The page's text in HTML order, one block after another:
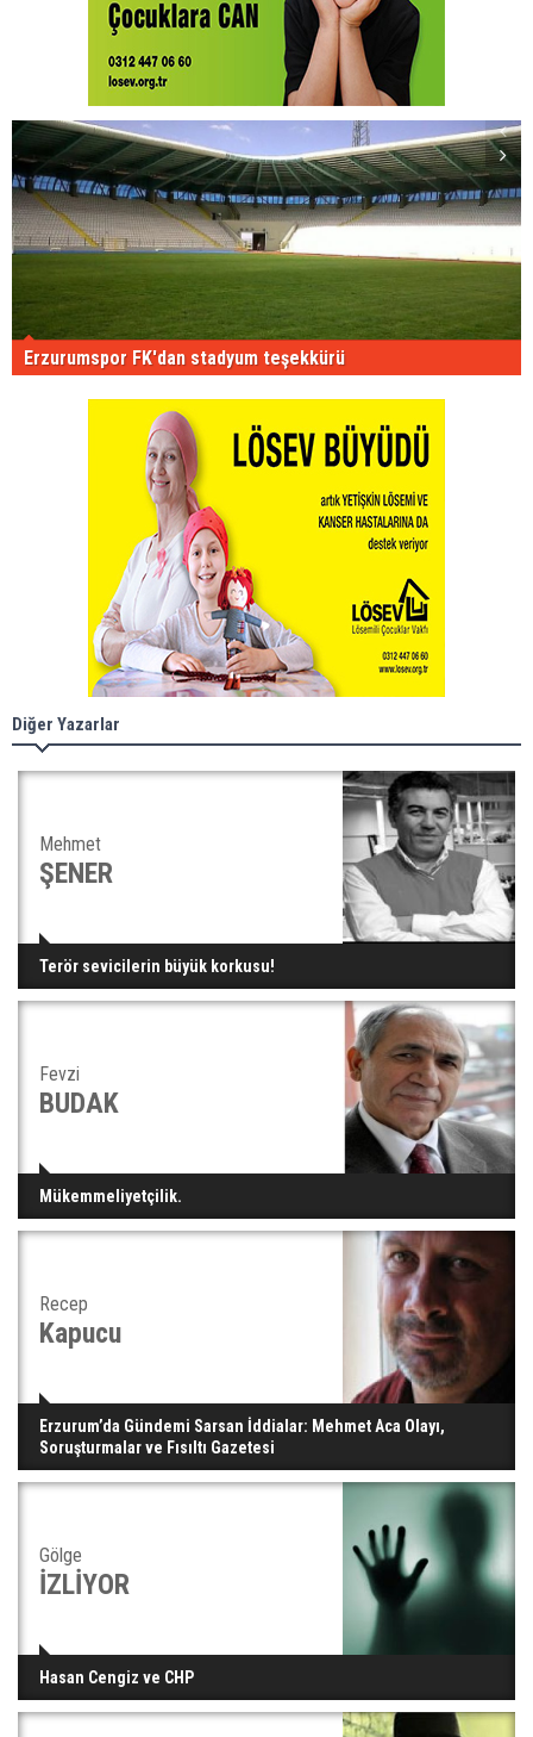
Erzurumspor FK'dan stadyum teşekkürü
Diğer Yazarlar
Mehmet
ŞENER
Terör sevicilerin büyük korkusu!
Fevzi
BUDAK
Mükemmeliyetçilik.
Recep
Kapucu
Erzurum’da Gündemi Sarsan İddialar: Mehmet Aca Olayı,
Soruşturmalar ve Fısıltı Gazetesi
Gölge
İZLİYOR
Hasan Cengiz ve CHP